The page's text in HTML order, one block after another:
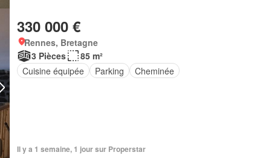
330 000 €
Rennes, Bretagne
3 Pièces
85 m²
Cuisine équipée
Parking Cheminée
Il y a 1 semaine, 1 jour sur Properstar